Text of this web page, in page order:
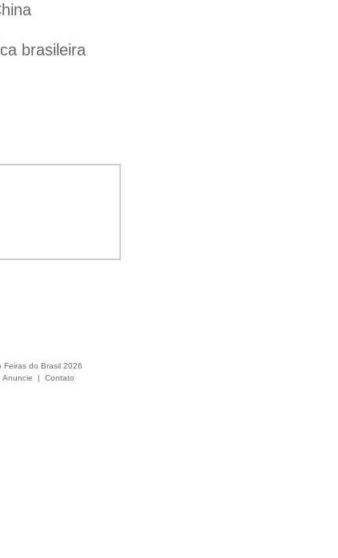
brasileira
Feiras do Brasil 2026
Anuncie | Contato